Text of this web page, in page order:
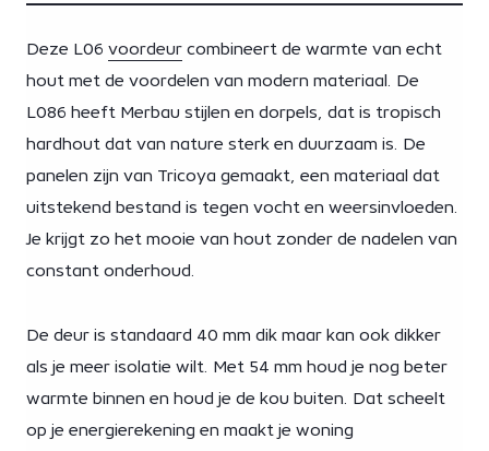
Deze L06 voordeur combineert de warmte van echt
hout met de voordelen van modern materiaal. De
L086 heeft Merbau stijlen en dorpels, dat is tropisch
hardhout dat van nature sterk en duurzaam is. De
panelen zijn van Tricoya gemaakt, een materiaal dat
uitstekend bestand is tegen vocht en weersinvloeden.
Je krijgt zo het mooie van hout zonder de nadelen van
constant onderhoud.
De deur is standaard 40 mm dik maar kan ook dikker
als je meer isolatie wilt. Met 54 mm houd je nog beter
warmte binnen en houd je de kou buiten. Dat scheelt
op je energierekening en maakt je woning